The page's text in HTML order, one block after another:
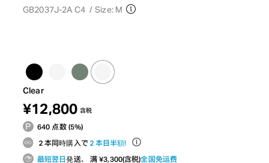
GB2037J-2A C4 / Size: M
Clear
¥12,800 含税
640 点数 (5%)
２本同時購入で ２本目半額！
最短翌日発送、 满 ¥3,300(含税)全国免运费